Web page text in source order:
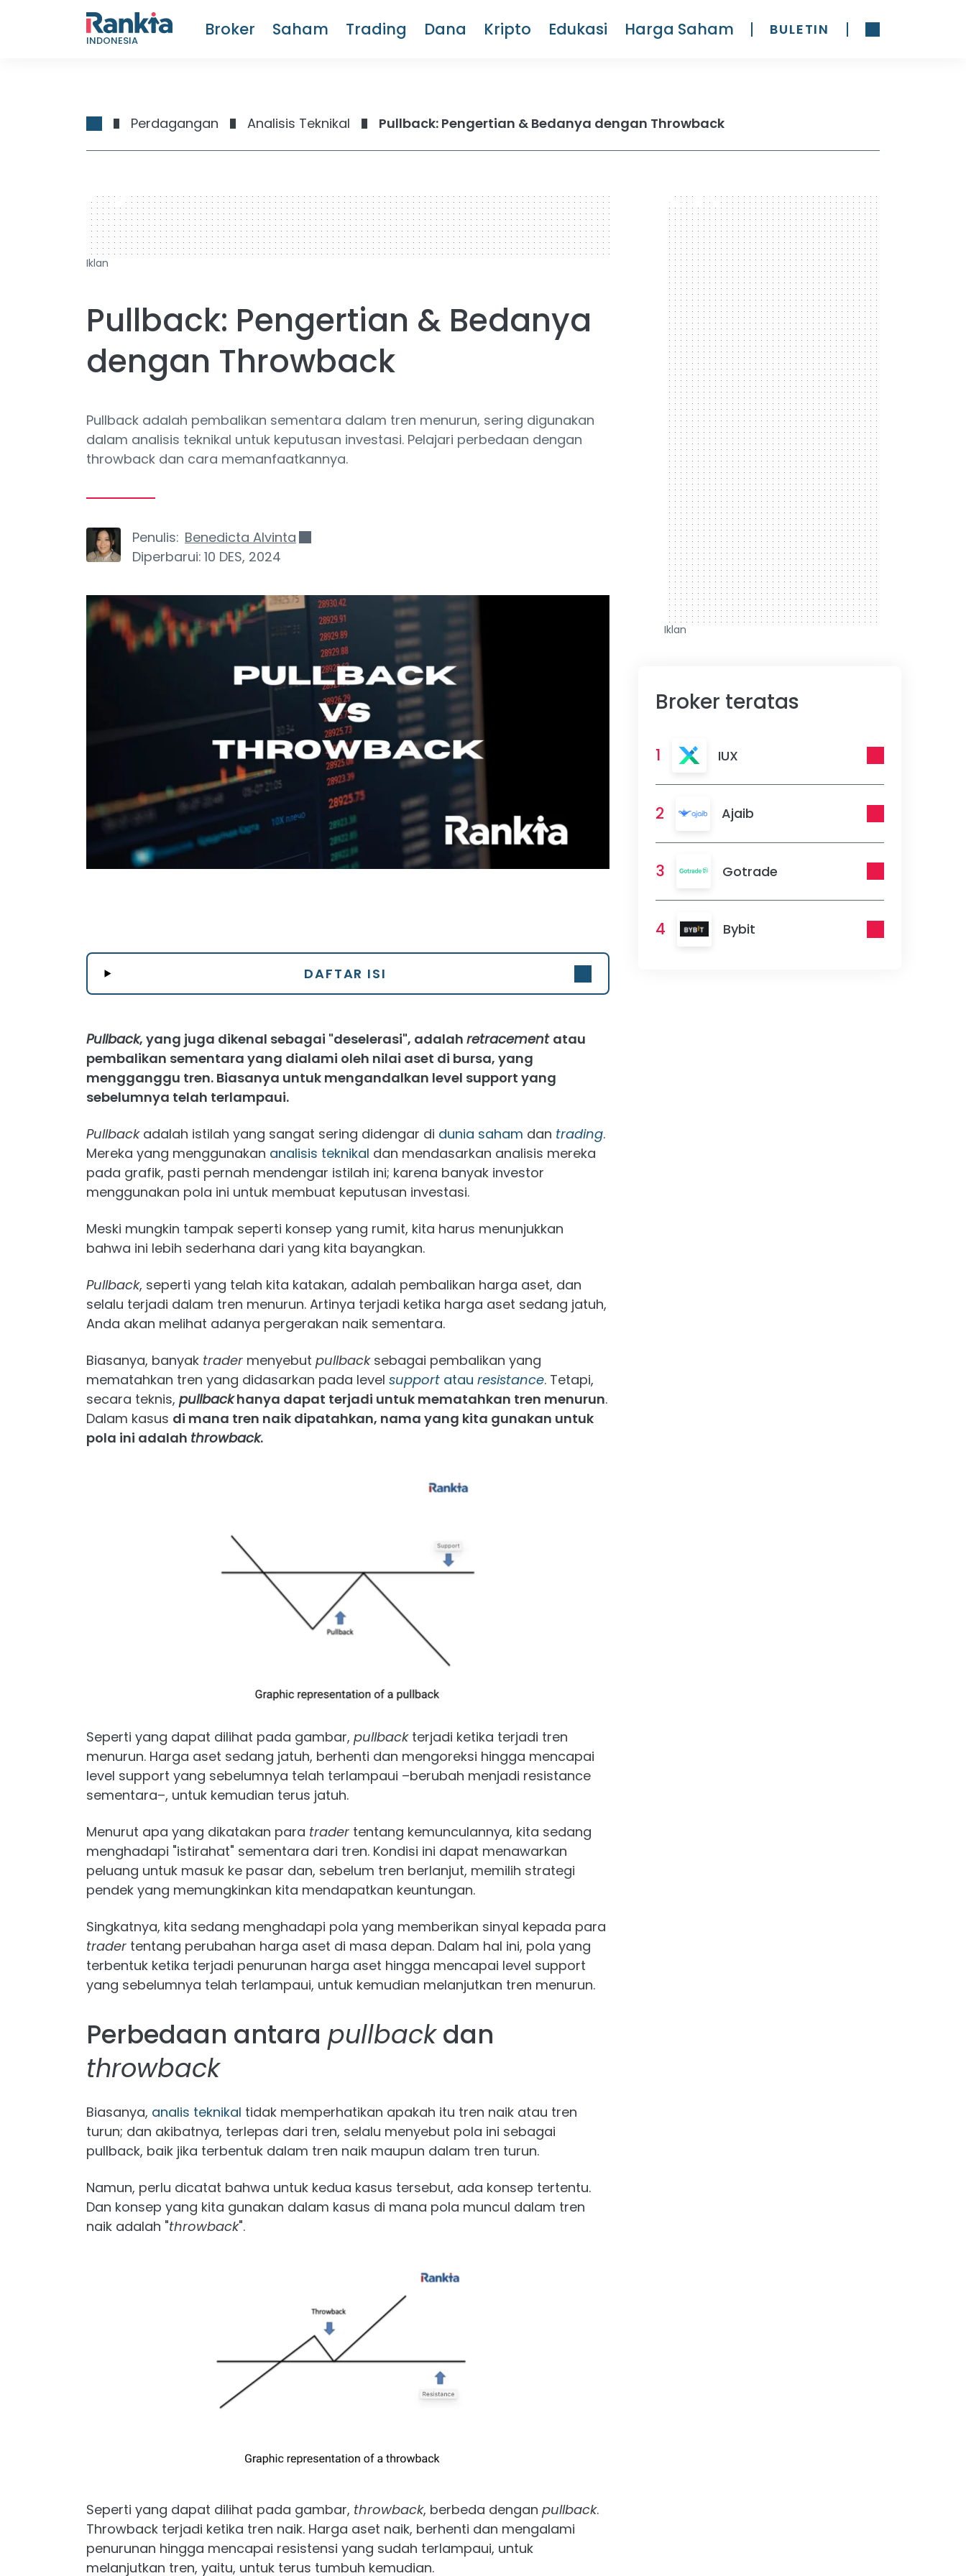
INDONESIA
Broker Saham Trading Dana Kripto Edukasi Harga Saham BULETIN
Perdagangan Analisis Teknikal Pullback: Pengertian & Bedanya dengan Throwback
728 x 90
Iklan
Pullback: Pengertian & Bedanya
dengan Throwback
Pullback adalah pembalikan sementara dalam tren menurun, sering digunakan
dalam analisis teknikal untuk keputusan investasi. Pelajari perbedaan dengan
throwback dan cara memanfaatkannya.
Penulis: Benedicta Alvinta
Diperbarui: 10 DES, 2024
DAFTAR ISI
Pullback, yang juga dikenal sebagai "deselerasi", adalah retracement atau
pembalikan sementara yang dialami oleh nilai aset di bursa, yang
mengganggu tren. Biasanya untuk mengandalkan level support yang
sebelumnya telah terlampaui.
Pullbackadalah istilah yang sangat sering didengar di dunia saham dan trading.
Mereka yang menggunakan analisis teknikal dan mendasarkan analisis mereka
pada grafik, pasti pernah mendengar istilah ini; karena banyak investor
menggunakan pola ini untuk membuat keputusan investasi.
Meski mungkin tampak seperti konsep yang rumit, kita harus menunjukkan
bahwa ini lebih sederhana dari yang kita bayangkan.
Pullback, seperti yang telah kita katakan, adalah pembalikan harga aset, dan
selalu terjadi dalam tren menurun. Artinya terjadi ketika harga aset sedang jatuh,
Anda akan melihat adanya pergerakan naik sementara.
Biasanya, banyak trader menyebut pullbacksebagai pembalikan yang
mematahkan tren yang didasarkan pada level support atau resistance. Tetapi,
secara teknis, pullbackhanya dapat terjadi untuk mematahkan tren menurun.
Dalam kasus di mana tren naik dipatahkan, nama yang kita gunakan untuk
pola ini adalah throwback.
Seperti yang dapat dilihat pada gambar, pullbackterjadi ketika terjadi tren
menurun. Harga aset sedang jatuh, berhenti dan mengoreksi hingga mencapai
level support yang sebelumnya telah terlampaui –berubah menjadi resistance
sementara–, untuk kemudian terus jatuh.
Menurut apa yang dikatakan para trader tentang kemunculannya, kita sedang
menghadapi "istirahat" sementara dari tren. Kondisi ini dapat menawarkan
peluang untuk masuk ke pasar dan, sebelum tren berlanjut, memilih strategi
pendek yang memungkinkan kita mendapatkan keuntungan.
Singkatnya, kita sedang menghadapi pola yang memberikan sinyal kepada para
trader tentang perubahan harga aset di masa depan. Dalam hal ini, pola yang
terbentuk ketika terjadi penurunan harga aset hingga mencapai level support
yang sebelumnya telah terlampaui, untuk kemudian melanjutkan tren menurun.
Perbedaan antara pullbackdan
throwback
Biasanya, analis teknikal tidak memperhatikan apakah itu tren naik atau tren
turun; dan akibatnya, terlepas dari tren, selalu menyebut pola ini sebagai
pullback, baik jika terbentuk dalam tren naik maupun dalam tren turun.
Namun, perlu dicatat bahwa untuk kedua kasus tersebut, ada konsep tertentu.
Dan konsep yang kita gunakan dalam kasus di mana pola muncul dalam tren
naik adalah "throwback".
Seperti yang dapat dilihat pada gambar, throwback, berbeda dengan pullback.
Throwback terjadi ketika tren naik. Harga aset naik, berhenti dan mengalami
penurunan hingga mencapai resistensi yang sudah terlampaui, untuk
melanjutkan tren, yaitu, untuk terus tumbuh kemudian.
300 x 600
Iklan
Broker teratas
1 IUX
2 Ajaib
3 Gotrade
4 Bybit